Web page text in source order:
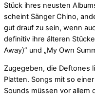
Stück ihres neusten
scheint Sänger Chino,
gut drauf zu sein, wenn
definitiv ihre älteren
Away)” und „My Own
Zugegeben, die Deftones
Platten. Songs mit so
Sounds müssen vor